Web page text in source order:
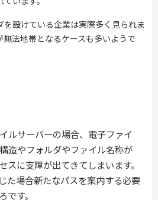
設けている企業は実際多く見られま
法地帯となるケースも多いようで
ルサーバーの場合、電子ファイ
造やフォルダやファイル名称が
スに支障が出てきてしまいます。
た場合新たなパスを案内する必要
です。